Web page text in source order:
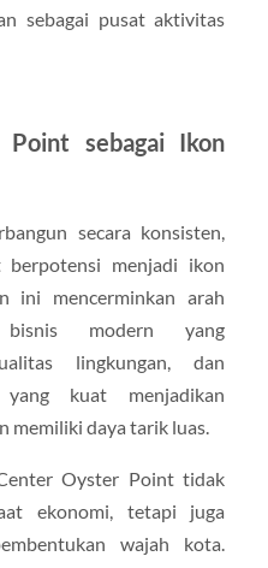
sebagai pusat aktivitas
sebagai Ikon
secara konsisten,
menjadi ikon
ini mencerminkan arah
bisnis modern yang
lingkungan, dan
kuat menjadikan
memiliki daya tarik luas.
Oyster Point tidak
ekonomi, tetapi juga
wajah kota.